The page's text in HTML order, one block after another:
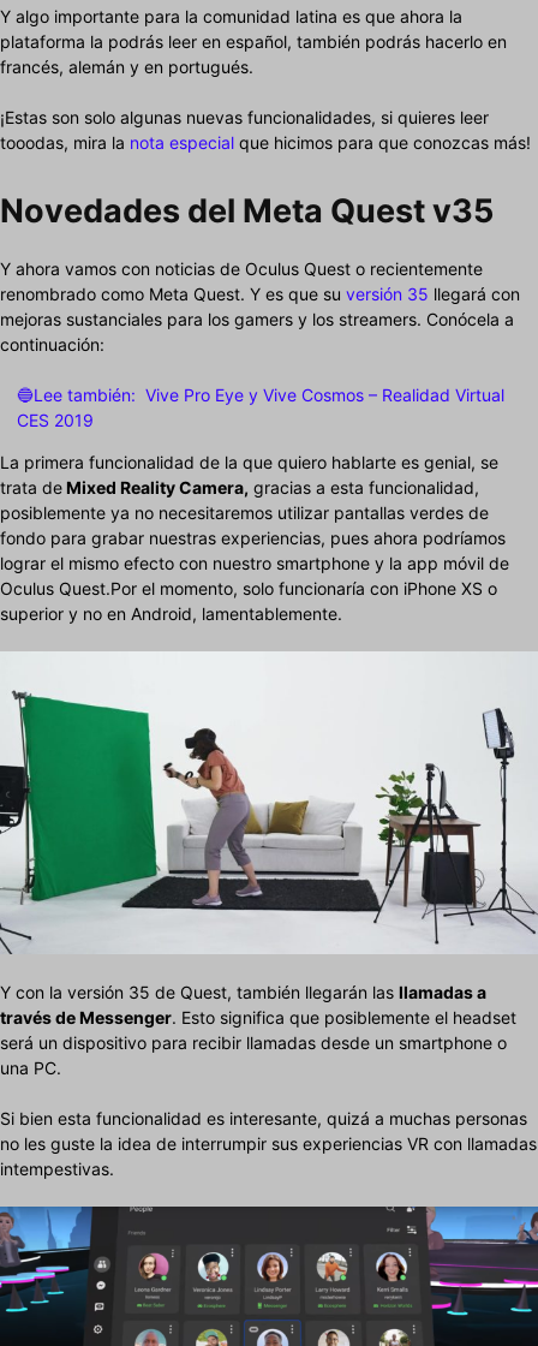
Y algo importante para la comunidad latina es que ahora la
plataforma la podrás leer en español, también podrás hacerlo en
francés, alemán y en portugués.
¡Estas son solo algunas nuevas funcionalidades, si quieres leer
tooodas, mira la nota especial que hicimos para que conozcas más!
Novedades del Meta Quest v35
Y ahora vamos con noticias de Oculus Quest o recientemente
renombrado como Meta Quest. Y es que su versión 35 llegará con
mejoras sustanciales para los gamers y los streamers. Conócela a
continuación:
🔵Lee también: Vive Pro Eye y Vive Cosmos – Realidad Virtual
CES 2019
La primera funcionalidad de la que quiero hablarte es genial, se
trata deMixed Reality Camera, gracias a esta funcionalidad,
posiblemente ya no necesitaremos utilizar pantallas verdes de
fondo para grabar nuestras experiencias, pues ahora podríamos
lograr el mismo efecto con nuestro smartphone y la app móvil de
Oculus Quest.Por el momento, solo funcionaría con iPhone XS o
superior y no en Android, lamentablemente.
Y con la versión 35 de Quest, también llegarán las llamadas a
través de Messenger. Esto significa que posiblemente el headset
será un dispositivo para recibir llamadas desde un smartphone o
una PC.
Si bien esta funcionalidad es interesante, quizá a muchas personas
no les guste la idea de interrumpir sus experiencias VR con llamadas
intempestivas.